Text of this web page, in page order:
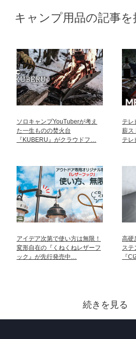
キャンプ用品の記事を
ソロキャンプYouTuberが考え
た一生ものの焚火台
『KUBERU』がクラウドフ…
テレ
薪ス
テレ
アイデア次第で使い方は無限！
変形自在の『くねくねレザーフ
ック』が先行発売中…
高硬
ステ
『
続きを見る